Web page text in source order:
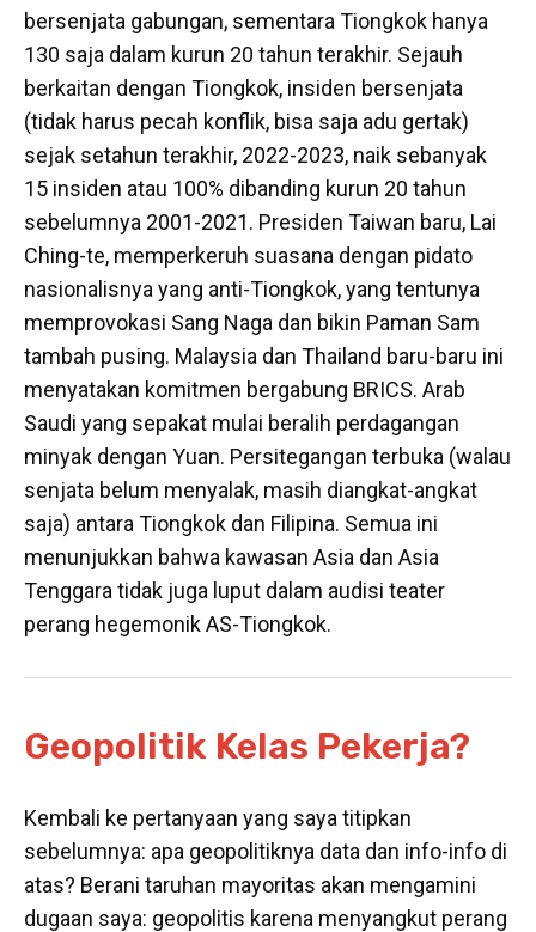
bersenjata gabungan, sementara Tiongkok hanya
130 saja dalam kurun 20 tahun terakhir. Sejauh
berkaitan dengan Tiongkok, insiden bersenjata
(tidak harus pecah konflik, bisa saja adu gertak)
sejak setahun terakhir, 2022-2023, naik sebanyak
15 insiden atau 100% dibanding kurun 20 tahun
sebelumnya 2001-2021. Presiden Taiwan baru, Lai
Ching-te, memperkeruh suasana dengan pidato
nasionalisnya yang anti-Tiongkok, yang tentunya
memprovokasi Sang Naga dan bikin Paman Sam
tambah pusing. Malaysia dan Thailand baru-baru ini
menyatakan komitmen bergabung BRICS. Arab
Saudi yang sepakat mulai beralih perdagangan
minyak dengan Yuan. Persitegangan terbuka (walau
senjata belum menyalak, masih diangkat-angkat
saja) antara Tiongkok dan Filipina. Semua ini
menunjukkan bahwa kawasan Asia dan Asia
Tenggara tidak juga luput dalam audisi teater
perang hegemonik AS-Tiongkok.
Geopolitik Kelas Pekerja?
Kembali ke pertanyaan yang saya titipkan
sebelumnya: apa geopolitiknya data dan info-info di
atas? Berani taruhan mayoritas akan mengamini
dugaan saya: geopolitis karena menyangkut perang